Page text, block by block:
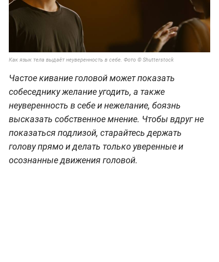
Как язык тела выдаёт неуверенность в себе. Фото © Shutterstock
Частое кивание головой может показать
собеседнику желание угодить, а также
неуверенность в себе и нежелание, боязнь
высказать собственное мнение. Чтобы вдруг не
показаться подлизой, старайтесь держать
голову прямо и делать только уверенные и
осознанные движения головой.